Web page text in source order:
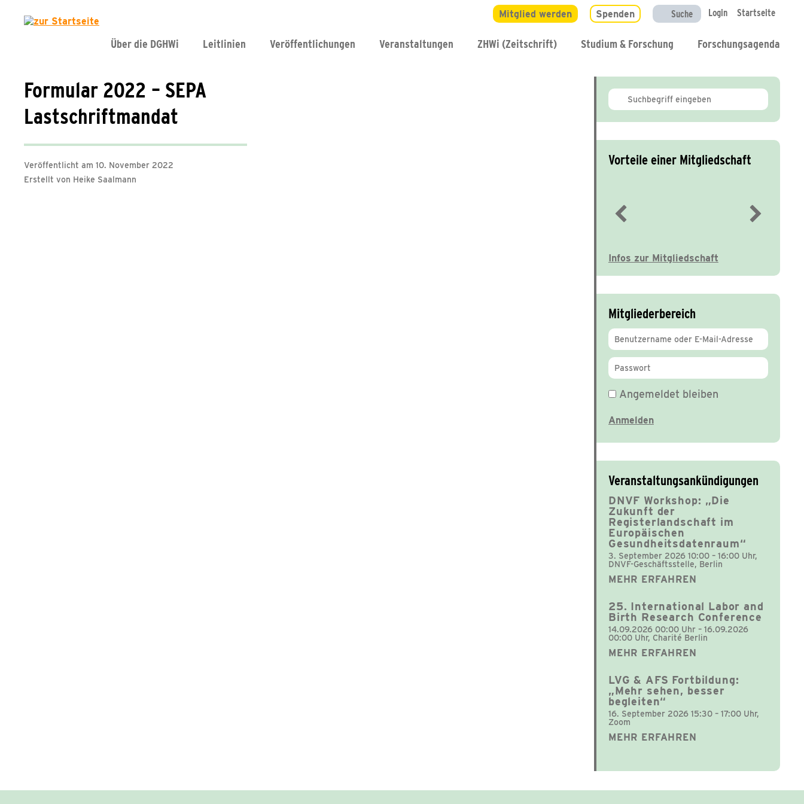
Mitglied werden Spenden Suche Login Startseite
Über die DGHWi Leitlinien Veröffentlichungen Veranstaltungen ZHWi (Zeitschrift) Studium & Forschung Forschungsagenda
Formular 2022 – SEPA
Lastschriftmandat
Veröffentlicht am 10. November 2022
Erstellt von Heike Saalmann
Vorteile einer Mitgliedschaft
Infos zur Mitgliedschaft
Mitgliederbereich
Angemeldet bleiben
Veranstaltungsankündigungen
DNVF Workshop: „Die
Zukunft der
Registerlandschaft im
Europäischen
Gesundheitsdatenraum“
3. September 2026 10:00 – 16:00 Uhr,
DNVF-Geschäftsstelle, Berlin
MEHR ERFAHREN
25. International Labor and
Birth Research Conference
14.09.2026 00:00 Uhr – 16.09.2026
00:00 Uhr, Charité Berlin
MEHR ERFAHREN
LVG & AFS Fortbildung:
„Mehr sehen, besser
begleiten“
16. September 2026 15:30 – 17:00 Uhr,
Zoom
MEHR ERFAHREN